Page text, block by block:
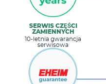
SERWIS CZĘŚCI
ZAMIENNYCH
10-letnia gwarancja
serwisowa